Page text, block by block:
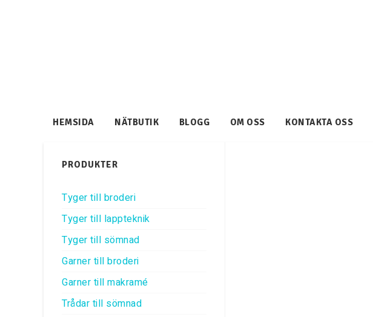
HEMSIDA NÄTBUTIK BLOGG OM OSS KONTAKTA OSS
PRODUKTER
Tyger till broderi
Tyger till lappteknik
Tyger till sömnad
Garner till broderi
Garner till makramé
Trådar till sömnad